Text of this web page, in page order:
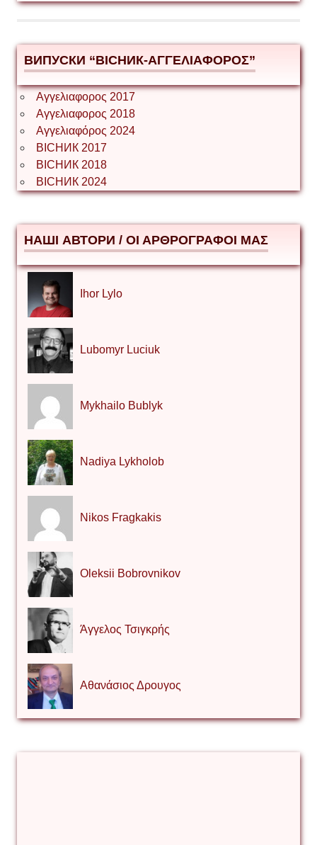
ВИПУСКИ “ВІСНИК-ΑΓΓΕΛΙΑΦΟΡΟΣ”
Αγγελιαφορος 2017
Αγγελιαφορος 2018
Αγγελιαφόρος 2024
ВІСНИК 2017
ВІСНИК 2018
ВІСНИК 2024
НАШІ АВТОРИ / ΟΙ ΑΡΘΡΟΓΡΑΦΟΙ ΜΑΣ
Ihor Lylo
Lubomyr Luciuk
Mykhailo Bublyk
Nadiya Lykholob
Nikos Fragkakis
Oleksii Bobrovnikov
Άγγελος Τσιγκρής
Αθανάσιος Δρουγος